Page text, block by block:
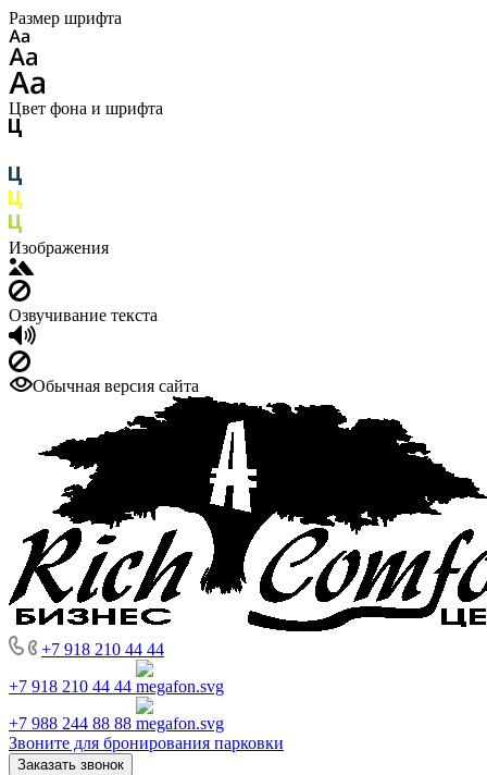
Размер шрифта
Цвет фона и шрифта
Изображения
Озвучивание текста
Обычная версия сайта
+7 918 210 44 44
+7 918 210 44 44
+7 988 244 88 88
Звоните для бронирования парковки
Заказать звонок